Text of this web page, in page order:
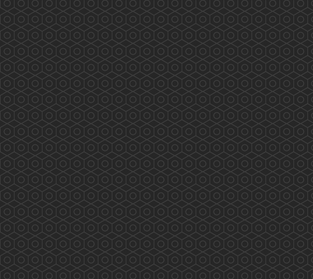
深水埗/黃大仙地區康健中心諮詢會(2019.09.12)
2019/09/12 深水埗/黃大仙地區康健中心諮詢會
藥劑師的工作範圍： 藥物管理、疾病檢測、健康
教育及宣傳等...
More
《與局長有約》(2019.08.28)
2019/08/28 香港藥學會 香港藥學會慈善基金
《與局長有約》 真誠溝通 心繋市民 為你發聲
藥師訴求 業界自強 香港藥學會代表與食物及
衛生局局長陳肇始教授及副局長徐德義醫生於
2019年8月28日會議的討論重點如下: &nbs...
More
西貢翠塘花園及對面海村藥物諮詢服務
(2019.08.03)
2019/08/03 香港藥學會PSHK 香港藥學會慈善基
金PSCF 藥劑師與您 攜手保安康 專業展關懷 服
務人為本 PSHK mission to serve the public
professionally 兩位香港藥學會藥劑師 Tiana 及
Kathleen (統籌）為西貢翠塘花園及對面海村長者
作藥物諮詢及管理的專業服務 eMTM Medication
...
More